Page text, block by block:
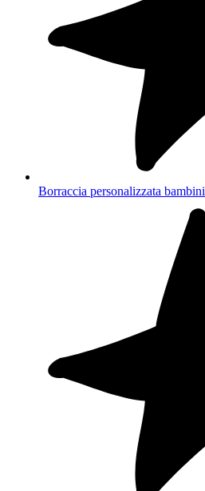
Borraccia personalizzata bambini